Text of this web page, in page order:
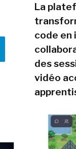
La
code
des
vidéo